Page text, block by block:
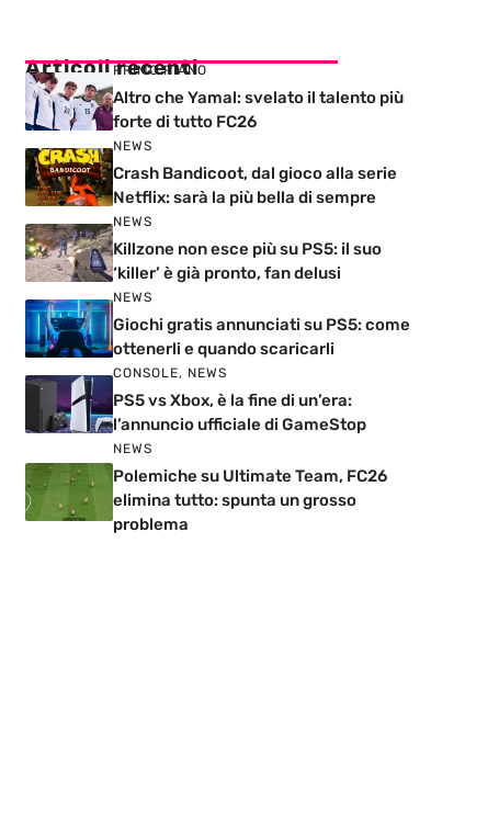
Articoli recenti
PRIMO PIANO
Altro che Yamal: svelato il talento più
forte di tutto FC26
NEWS
Crash Bandicoot, dal gioco alla serie
Netflix: sarà la più bella di sempre
NEWS
Killzone non esce più su PS5: il suo
‘killer’ è già pronto, fan delusi
NEWS
Giochi gratis annunciati su PS5: come
ottenerli e quando scaricarli
CONSOLE, NEWS
PS5 vs Xbox, è la fine di un’era:
l’annuncio ufficiale di GameStop
NEWS
Polemiche su Ultimate Team, FC26
elimina tutto: spunta un grosso
problema